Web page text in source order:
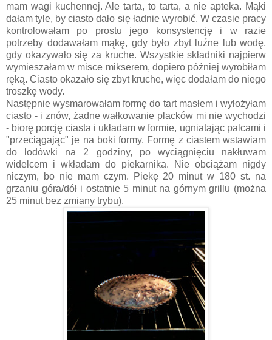
mam wagi kuchennej. Ale tarta, to tarta, a nie apteka. Mąki
dałam tyle, by ciasto dało się ładnie wyrobić. W czasie pracy
kontrolowałam po prostu jego konsystencję i w razie
potrzeby dodawałam mąkę, gdy było zbyt luźne lub wodę,
gdy okazywało się za kruche. Wszystkie składniki najpierw
wymieszałam w misce mikserem, dopiero później wyrobiłam
ręką. Ciasto okazało się zbyt kruche, więc dodałam do niego
troszkę wody.
Następnie wysmarowałam formę do tart masłem i wyłożyłam
ciasto - i znów, żadne wałkowanie placków mi nie wychodzi
- biorę porcję ciasta i układam w formie, ugniatając palcami i
"przeciągając" je na boki formy. Formę z ciastem wstawiam
do lodówki na 2 godziny, po wyciągnięciu nakłuwam
widelcem i wkładam do piekarnika. Nie obciążam nigdy
niczym, bo nie mam czym. Piekę 20 minut w 180 st. na
grzaniu góra/dół i ostatnie 5 minut na górnym grillu (można
25 minut bez zmiany trybu).